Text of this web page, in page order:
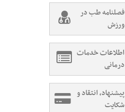
فصلنامه طب در
ورزش
اطلاعات خدمات
درمانی
پیشنهاد، انتقاد و
شکایت